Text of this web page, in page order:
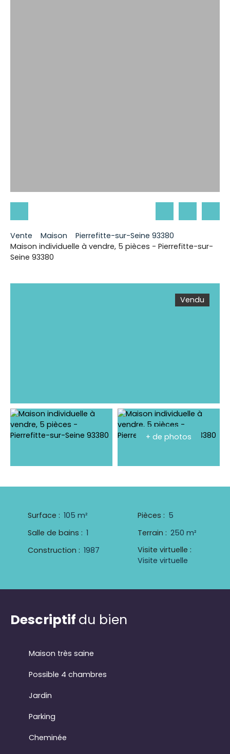
Vente Maison
Pierrefitte-sur-Seine 93380
Maison individuelle à vendre, 5 pièces - Pierrefitte-sur-
Seine 93380
Vendu
+ de photos
Surface : 105 m² Pièces : 5
Salle de bains : 1 Terrain : 250 m²
Construction : 1987 Visite virtuelle :
Visite virtuelle
Descriptif du bien
Maison très saine
Possible 4 chambres
Jardin
Parking
Cheminée